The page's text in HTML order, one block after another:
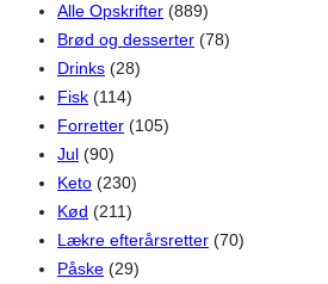
Alle Opskrifter (889)
Brød og desserter (78)
Drinks (28)
Fisk (114)
Forretter (105)
Jul (90)
Keto (230)
Kød (211)
Lækre efterårsretter (70)
Påske (29)